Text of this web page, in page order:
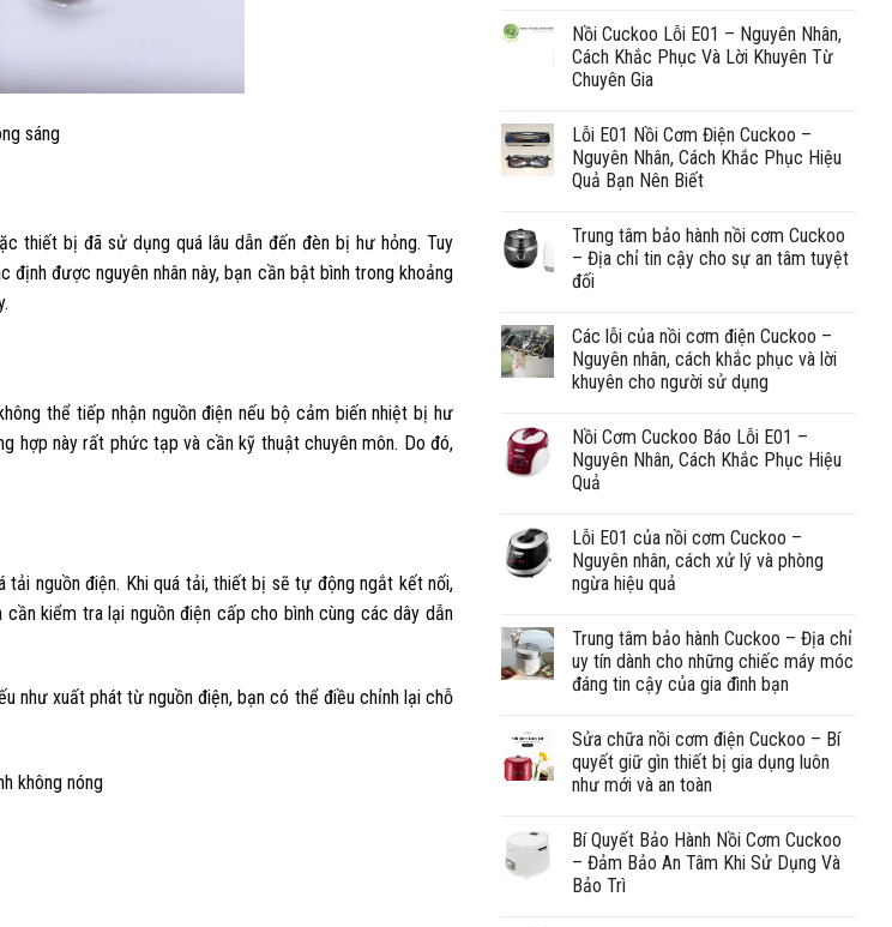
sáng
thiết bị đã sử dụng quá lâu dẫn đến đèn bị hư hỏng. Tuy
được nguyên nhân này, bạn cần bật bình trong khoảng
thể tiếp nhận nguồn điện nếu bộ cảm biến nhiệt bị hư
hợp này rất phức tạp và cần kỹ thuật chuyên môn. Do đó,
tải nguồn điện. Khi quá tải, thiết bị sẽ tự động ngắt kết nối,
kiểm tra lại nguồn điện cấp cho bình cùng các dây dẫn
như xuất phát từ nguồn điện, bạn có thể điều chỉnh lại chỗ
Nồi Cuckoo Lỗi E01 – Nguyên Nhân,
Cách Khắc Phục Và Lời Khuyên Từ
Chuyên Gia
Lỗi E01 Nồi Cơm Điện Cuckoo –
Nguyên Nhân, Cách Khắc Phục Hiệu
Quả Bạn Nên Biết
Trung tâm bảo hành nồi cơm Cuckoo
– Địa chỉ tin cậy cho sự an tâm tuyệt
đối
Các lỗi của nồi cơm điện Cuckoo –
Nguyên nhân, cách khắc phục và lời
khuyên cho người sử dụng
Nồi Cơm Cuckoo Báo Lỗi E01 –
Nguyên Nhân, Cách Khắc Phục Hiệu
Quả
Lỗi E01 của nồi cơm Cuckoo –
Nguyên nhân, cách xử lý và phòng
ngừa hiệu quả
Trung tâm bảo hành Cuckoo – Địa chỉ
uy tín dành cho những chiếc máy móc
đáng tin cậy của gia đình bạn
Sửa chữa nồi cơm điện Cuckoo – Bí
quyết giữ gìn thiết bị gia dụng luôn
như mới và an toàn
Bí Quyết Bảo Hành Nồi Cơm Cuckoo
– Đảm Bảo An Tâm Khi Sử Dụng Và
Bảo Trì